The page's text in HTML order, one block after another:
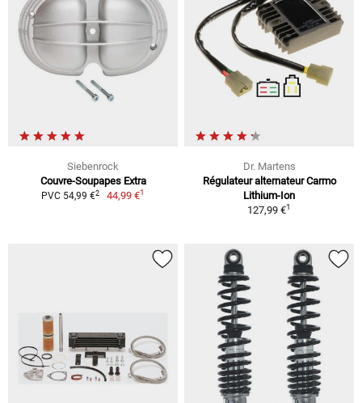
Siebenrock
Couvre-Soupapes Extra
PVC 54,99 €2 44,99 €1
Dr. Martens
Régulateur alternateur Carmo
Lithium-Ion
127,99 €1